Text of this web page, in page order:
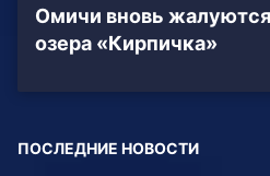
Омичи вновь
озера «Кирпичка»
ПОСЛЕДНИЕ НОВОСТИ